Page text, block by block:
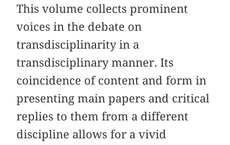
This volume collects prominent
voices in the debate on
transdisciplinarity in a
transdisciplinary manner. Its
coincidence of content and form in
presenting main papers and critical
replies to them from a different
discipline allows for a vivid